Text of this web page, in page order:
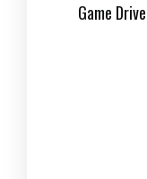
Game